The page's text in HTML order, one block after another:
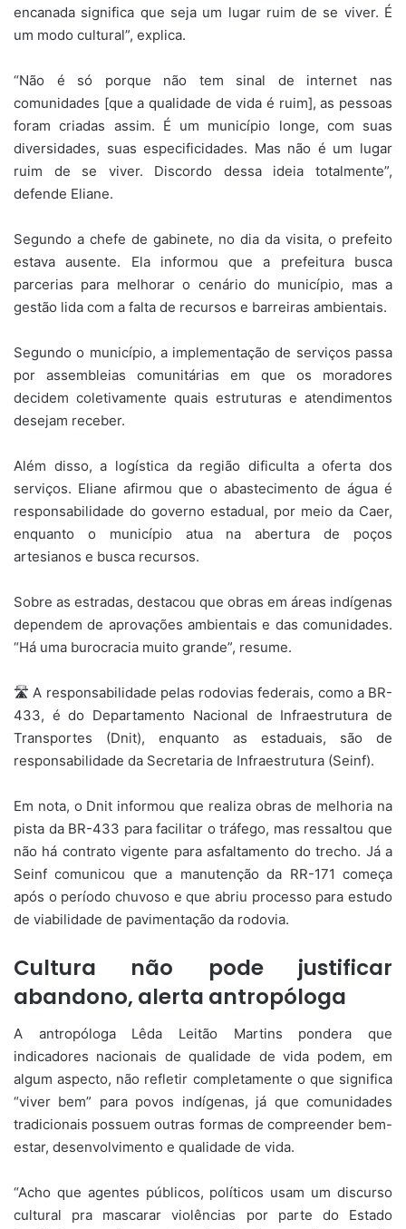
encanada significa que seja um lugar ruim de se viver. É
um modo cultural”, explica.
“Não é só porque não tem sinal de internet nas
comunidades [que a qualidade de vida é ruim], as pessoas
foram criadas assim. É um município longe, com suas
diversidades, suas especificidades. Mas não é um lugar
ruim de se viver. Discordo dessa ideia totalmente”,
defende Eliane.
Segundo a chefe de gabinete, no dia da visita, o prefeito
estava ausente. Ela informou que a prefeitura busca
parcerias para melhorar o cenário do município, mas a
gestão lida com a falta de recursos e barreiras ambientais.
Segundo o município, a implementação de serviços passa
por assembleias comunitárias em que os moradores
decidem coletivamente quais estruturas e atendimentos
desejam receber.
Além disso, a logística da região dificulta a oferta dos
serviços. Eliane afirmou que o abastecimento de água é
responsabilidade do governo estadual, por meio da Caer,
enquanto o município atua na abertura de poços
artesianos e busca recursos.
Sobre as estradas, destacou que obras em áreas indígenas
dependem de aprovações ambientais e das comunidades.
“Há uma burocracia muito grande”, resume.
🛣️ A responsabilidade pelas rodovias federais, como a BR-
433, é do Departamento Nacional de Infraestrutura de
Transportes (Dnit), enquanto as estaduais, são de
responsabilidade da Secretaria de Infraestrutura (Seinf).
Em nota, o Dnit informou que realiza obras de melhoria na
pista da BR-433 para facilitar o tráfego, mas ressaltou que
não há contrato vigente para asfaltamento do trecho. Já a
Seinf comunicou que a manutenção da RR-171 começa
após o período chuvoso e que abriu processo para estudo
de viabilidade de pavimentação da rodovia.
Cultura não pode justificar
abandono, alerta antropóloga
A antropóloga Lêda Leitão Martins pondera que
indicadores nacionais de qualidade de vida podem, em
algum aspecto, não refletir completamente o que significa
“viver bem” para povos indígenas, já que comunidades
tradicionais possuem outras formas de compreender bem-
estar, desenvolvimento e qualidade de vida.
“Acho que agentes públicos, políticos usam um discurso
cultural pra mascarar violências por parte do Estado